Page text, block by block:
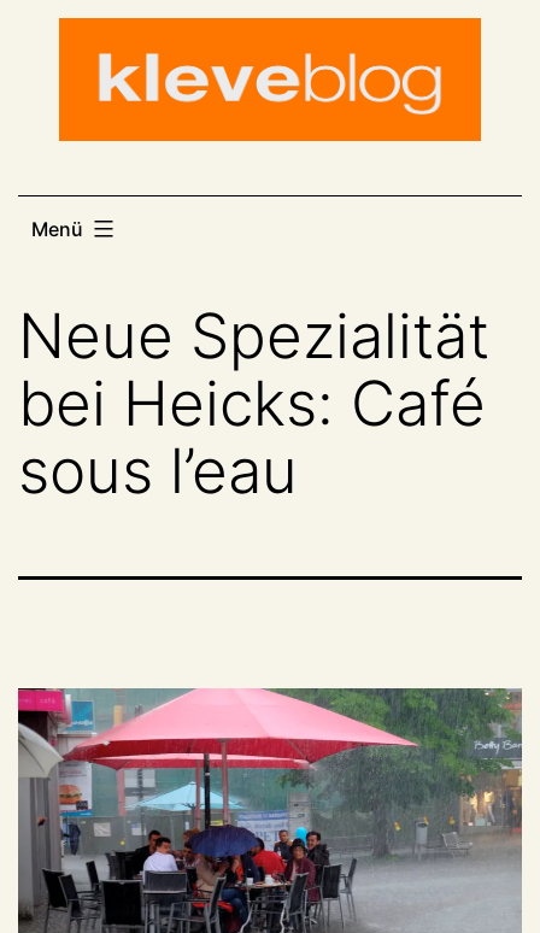
Menü
Neue Spezialität
bei Heicks: Café
sous l’eau